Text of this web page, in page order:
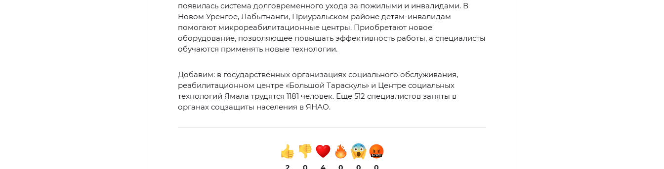
появилась система долговременного ухода за пожилыми и инвалидами. В
Новом Уренгое, Лабытнанги, Приуральском районе детям-инвалидам
помогают микрореабилитационные центры. Приобретают новое
оборудование, позволяющее повышать эффективность работы, а специалисты
обучаются применять новые технологии.
Добавим: в государственных организациях социального обслуживания,
реабилитационном центре «Большой Тараскуль» и Центре социальных
технологий Ямала трудятся 1181 человек. Еще 512 специалистов заняты в
органах соцзащиты населения в ЯНАО.